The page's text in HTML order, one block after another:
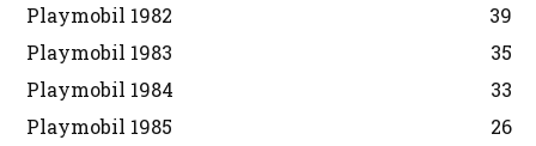
Playmobil 1982
39
Playmobil 1983
35
Playmobil 1984
33
Playmobil 1985
26